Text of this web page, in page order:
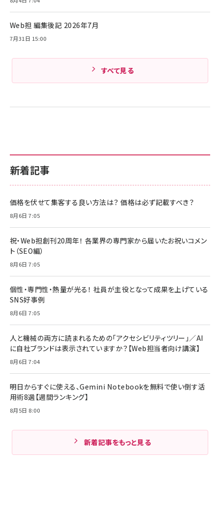
Amazonランキングをもっと見る
Amazonランキングをもっと見る
新着記事
価格を伏せて集客する良い方法は？ 価格は必ず記載すべき？
8月6日 7:05
祝・Web担創刊20周年！ 各業界の専門家から届いたお祝いコメン
ト（SEO編）
8月6日 7:05
個性・専門性・熱量が光る！ 社員が主役となって成果を上げている
SNS好事例
8月6日 7:05
人と機械の両方に読まれるための「アクセシビリティツリー」／AI
に自社ブランドは表示されていますか？【Web担当者向け講演】
8月6日 7:04
明日からすぐに使える、Gemini Notebookを無料で使い倒す活
用術8選【週間ランキング】
8月5日 8:00
新着記事をもっと見る
Web担 編集後記 2026年7月
7月31日 15:00
すべて見る